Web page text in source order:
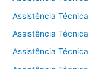
Assistência
Assistência
Assistência